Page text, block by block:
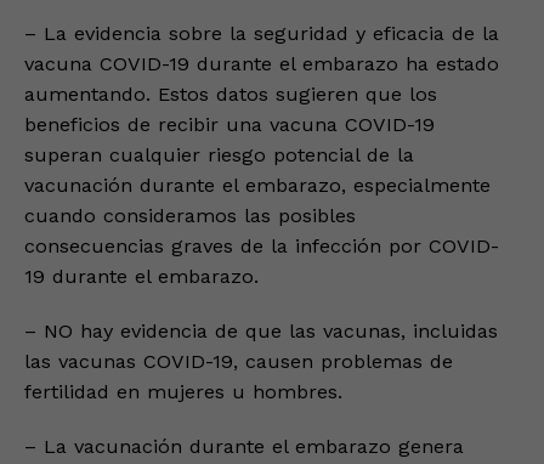
– La evidencia sobre la seguridad y eficacia de la
vacuna COVID-19 durante el embarazo ha estado
aumentando. Estos datos sugieren que los
beneficios de recibir una vacuna COVID-19
superan cualquier riesgo potencial de la
vacunación durante el embarazo, especialmente
cuando consideramos las posibles
consecuencias graves de la infección por COVID-
19 durante el embarazo.
– NO hay evidencia de que las vacunas, incluidas
las vacunas COVID-19, causen problemas de
fertilidad en mujeres u hombres.
– La vacunación durante el embarazo genera